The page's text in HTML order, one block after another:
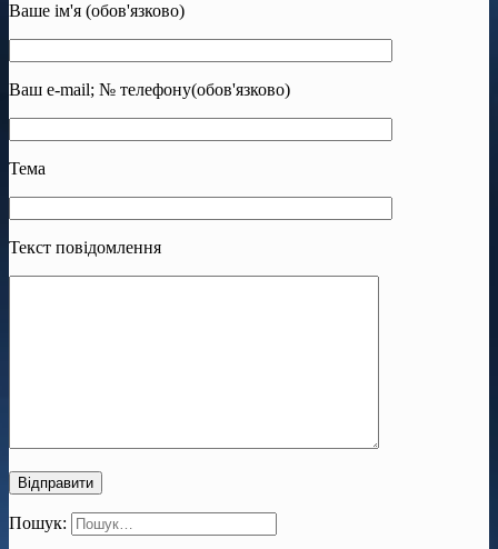
Ваше ім'я (обов'язково)
Ваш e-mail; № телефону(обов'язково)
Тема
Текст повідомлення
Пошук: